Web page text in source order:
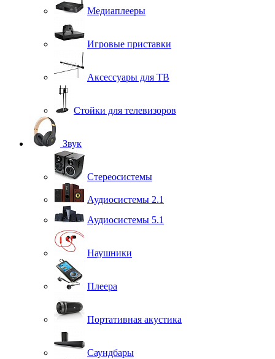
Медиаплееры
Игровые приставки
Аксессуары для ТВ
Стойки для телевизоров
Звук
Стереосистемы
Аудиосистемы 2.1
Аудиосистемы 5.1
Наушники
Плеера
Портативная акустика
Саундбары